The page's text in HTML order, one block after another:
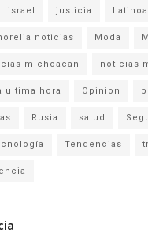
israel justicia
noticias Moda
michoacan noticias
ultima hora Opinion
Rusia salud
Tendencias